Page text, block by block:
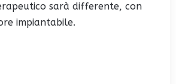
sarà differente, con
impiantabile.